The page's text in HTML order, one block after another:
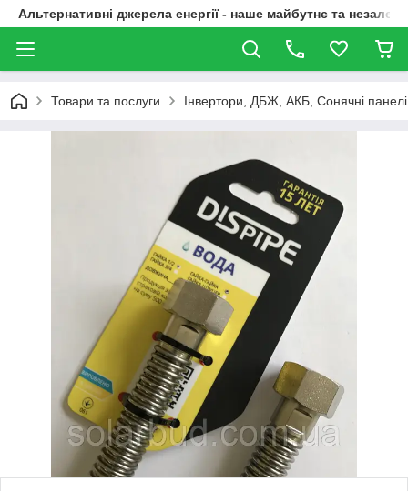
Альтернативні джерела енергії - наше майбутнє та
Товари та послуги Інвертори, ДБЖ, АКБ, Сонячні